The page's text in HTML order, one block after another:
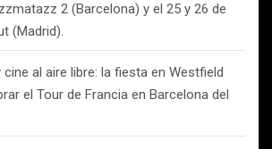
2 (Barcelona) y el 25 y 26 de
(Madrid).
al aire libre: la fiesta en Westfield
el Tour de Francia en Barcelona del